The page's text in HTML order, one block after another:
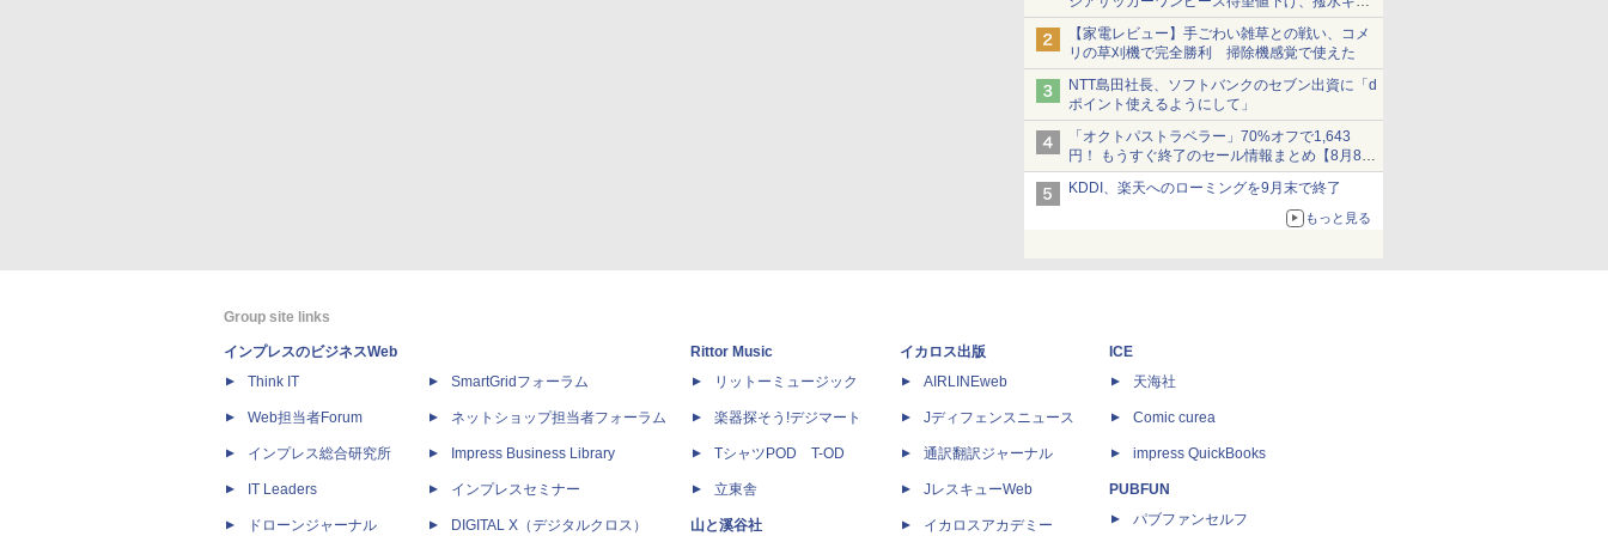
ショーツは1990円に
【家電レビュー】手ごわい雑草との戦い、コメ
リの草刈機で完全勝利 掃除機感覚で使えた
NTT島田社長、ソフトバンクのセブン出資に「d
ポイント使えるようにして」
「オクトパストラベラー」70%オフで1,643
円！ もうすぐ終了のセール情報まとめ【8月8日
更新】
ニンテンドーeショップでは「大神 絶景版」が
KDDI、楽天へのローミングを9月末で終了
もっと見る
Group site links
インプレスのビジネスWeb
Think IT
Web担当者Forum
インプレス総合研究所
IT Leaders
ドローンジャーナル
SmartGridフォーラム
ネットショップ担当者フォーラム
Impress Business Library
インプレスセミナー
DIGITAL X（デジタルクロス）
Rittor Music
リットーミュージック
楽器探そう!デジマート
TシャツPOD T-OD
立東舎
山と溪谷社
イカロス出版
AIRLINEweb
Jディフェンスニュース
通訳翻訳ジャーナル
JレスキューWeb
イカロスアカデミー
ICE
天海社
Comic curea
impress QuickBooks
PUBFUN
パブファンセルフ